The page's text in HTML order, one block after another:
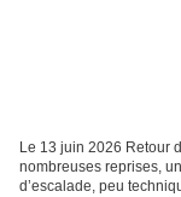
Le 13 juin 2026 Retour
nombreuses reprises,
d’escalade, peu